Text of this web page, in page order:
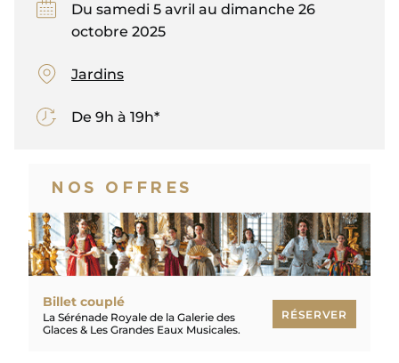
Du samedi 5 avril au dimanche 26
octobre 2025
Jardins
De 9h à 19h*
NOS OFFRES
Billet couplé
La Sérénade Royale de la Galerie des
Glaces & Les Grandes Eaux Musicales.
RÉSERVER